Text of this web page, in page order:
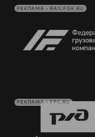
РЕКЛАМА • RAILFGK.RU
РЕКЛАМА • FPC.RU